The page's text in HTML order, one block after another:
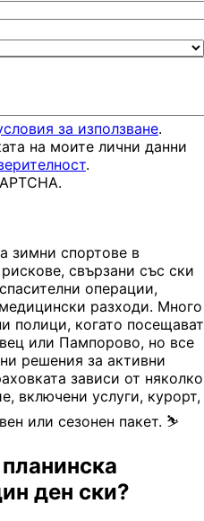
за използване.
на моите лични данни
.
зимни спортове в
свързани със ски
операции,
разходи. Много
полици, когато посещават
или Пампорово, но все
решения за активни
зависи от няколко
включени услуги, курорт,
или сезонен пакет. ⛷️
ден ски?